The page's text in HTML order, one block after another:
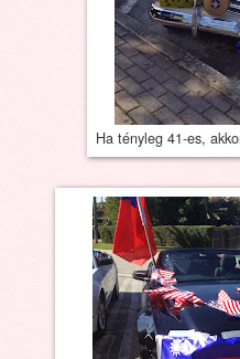
Ha tényleg 41-es,